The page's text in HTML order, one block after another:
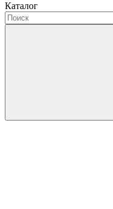
Каталог